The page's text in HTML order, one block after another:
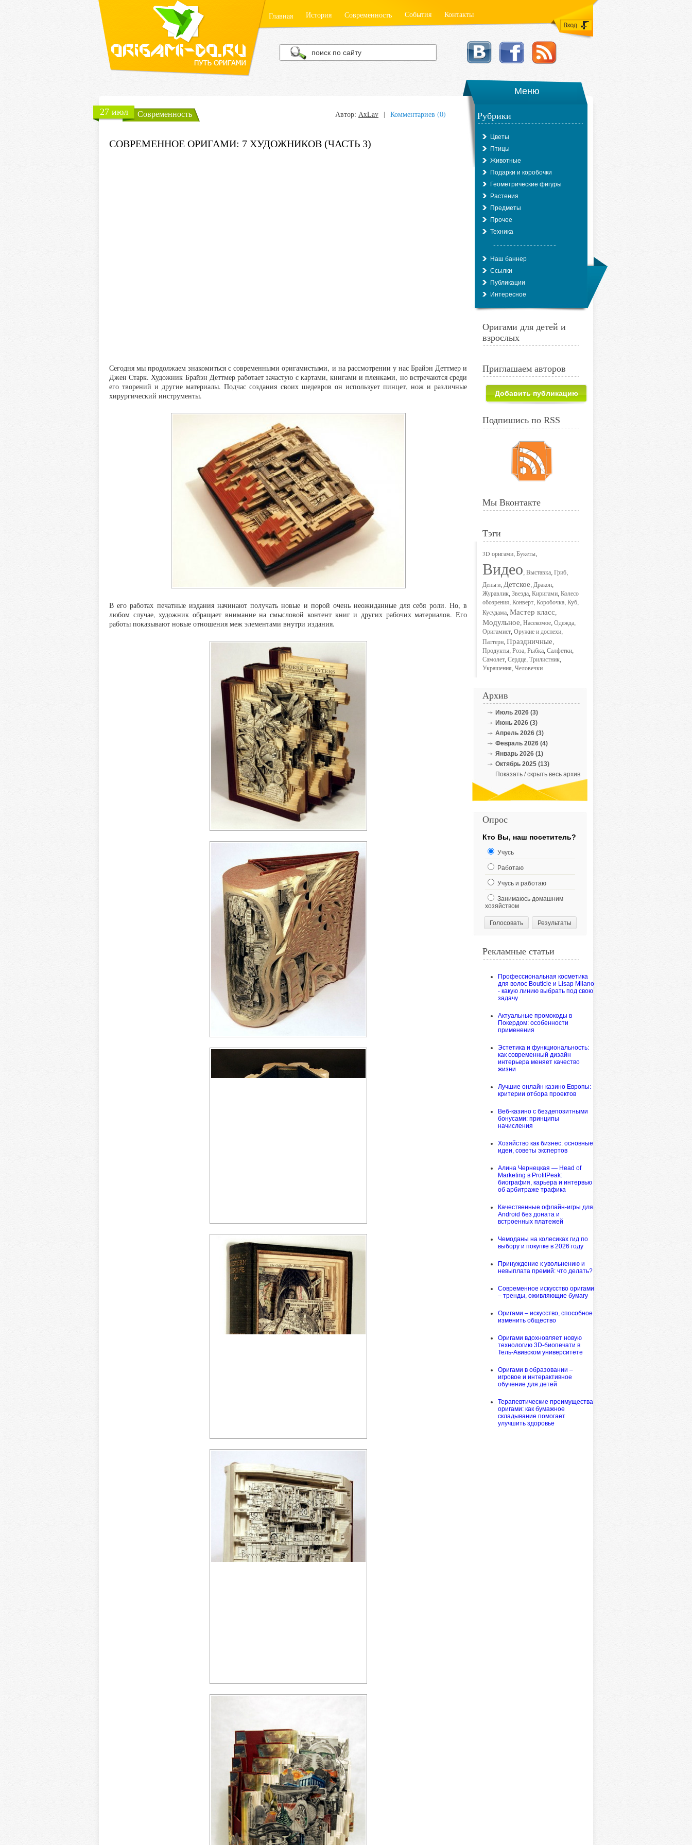
Главная История Современность События Контакты
Меню
27 июл
Современность Автор: AxLav | Комментариев (0)
СОВРЕМЕННОЕ ОРИГАМИ: 7 ХУДОЖНИКОВ (ЧАСТЬ 3)
Сегодня мы продолжаем знакомиться с современными оригамистыми, и на рассмотрении у нас Брайэн Деттмер и
Джен Старк. Художник Брайэн Деттмер работает зачастую с картами, книгами и пленками, но встречаются среди
его творений и другие материалы. Подчас создания своих шедевров он использует пинцет, нож и различные
хирургический инструменты.
В его работах печатные издания начинают получать новые и порой очень неожиданные для себя роли. Но, в
любом случае, художник обращает внимание на смысловой контент книг и других рабочих материалов. Его
работы показывают новые отношения меж элементами внутри издания.
Рубрики
Цветы
Птицы
Животные
Подарки и коробочки
Геометрические фигуры
Растения
Предметы
Прочее
Техника
Наш баннер
Ссылки
Публикации
Интересное
Оригами для детей и
взрослых
Приглашаем авторов
Добавить публикацию
Подпишись по RSS
Мы Вконтакте
Тэги
3D оригами, Букеты,
Видео, Выставка, Гриб,
Деньги, Детское, Дракон,
Журавлик, Звезда, Киригами, Колесо
обозрения, Конверт, Коробочка, Куб,
Кусудама, Мастер класс,
Модульное, Насекомое, Одежда,
Оригамист, Оружие и доспехи,
Паттерн, Праздничные,
Продукты, Роза, Рыбка, Салфетки,
Самолет, Сердце, Трилистник,
Украшения, Человечки
Архив
Июль 2026 (3)
Июнь 2026 (3)
Апрель 2026 (3)
Февраль 2026 (4)
Январь 2026 (1)
Октябрь 2025 (13)
Показать / скрыть весь архив
Опрос
Кто Вы, наш посетитель?
Учусь
Работаю
Учусь и работаю
Занимаюсь домашним
хозяйством
Рекламные статьи
Профессиональная косметика
для волос Bouticle и Lisap Milano
- какую линию выбрать под свою
задачу
Актуальные промокоды в
Покердом: особенности
применения
Эстетика и функциональность:
как современный дизайн
интерьера меняет качество
жизни
Лучшие онлайн казино Европы:
критерии отбора проектов
Веб-казино с бездепозитными
бонусами: принципы
начисления
Хозяйство как бизнес: основные
идеи, советы экспертов
Алина Чернецкая — Head of
Marketing в ProfitPeak:
биография, карьера и интервью
об арбитраже трафика
Качественные офлайн-игры для
Android без доната и
встроенных платежей
Чемоданы на колесиках гид по
выбору и покупке в 2026 году
Принуждение к увольнению и
невыплата премий: что делать?
Современное искусство оригами
– тренды, оживляющие бумагу
Оригами – искусство, способное
изменить общество
Оригами вдохновляет новую
технологию 3D-биопечати в
Тель-Авивском университете
Оригами в образовании –
игровое и интерактивное
обучение для детей
Терапевтические преимущества
оригами: как бумажное
складывание помогает
улучшить здоровье